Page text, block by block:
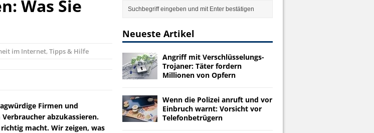
Was Sie
im Internet,Tipps & Hilfe
Firmen und
abzukassieren.
macht. Wir zeigen, was
Neueste Artikel
Angriff mit Verschlüsselungs-
Trojaner: Täter fordern
Millionen von Opfern
Wenn die Polizei anruft und vor
Einbruch warnt: Vorsicht vor
Telefonbetrügern